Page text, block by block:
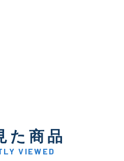
かなり使用感があり、全体
い品
た商品
VIEWED